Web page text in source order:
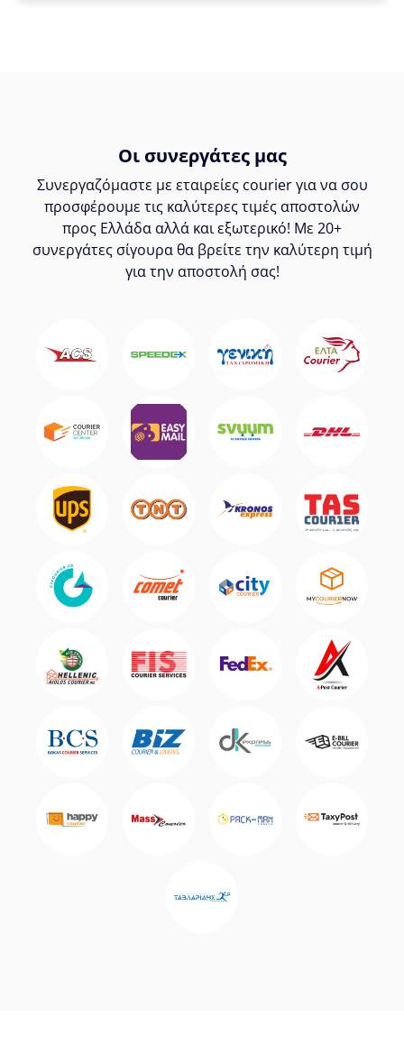
Οι συνεργάτες μας
Συνεργαζόμαστε με εταιρείες courier για να σου
προσφέρουμε τις καλύτερες τιμές αποστολών
προς Ελλάδα αλλά και εξωτερικό! Με 20+
συνεργάτες σίγουρα θα βρείτε την καλύτερη τιμή
για την αποστολή σας!